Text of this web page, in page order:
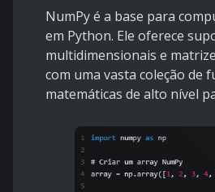
NumPy é a base para
em Python. Ele oferece
multidimensionais e
com uma vasta coleção de
matemáticas de alto nível